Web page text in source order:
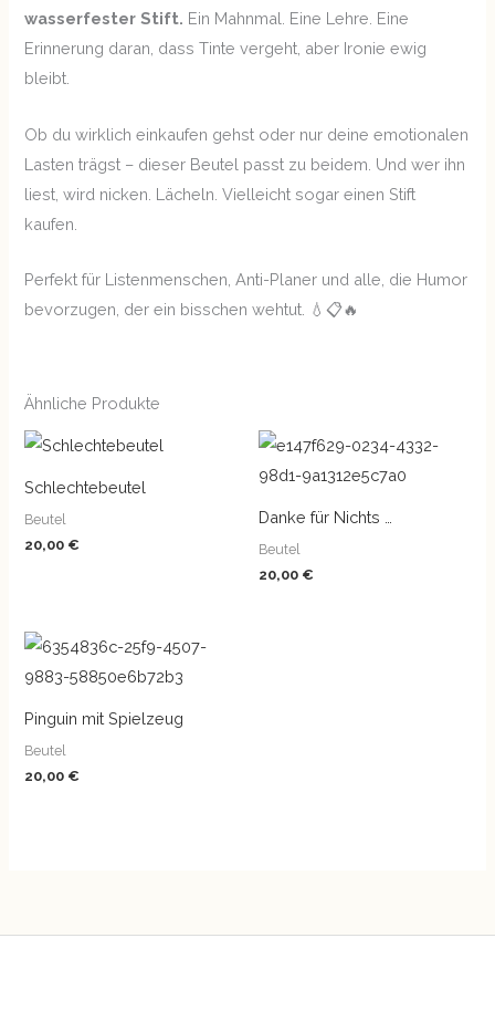
wasserfester Stift. Ein Mahnmal. Eine Lehre. Eine
Erinnerung daran, dass Tinte vergeht, aber Ironie ewig
bleibt.
Ob du wirklich einkaufen gehst oder nur deine emotionalen
Lasten trägst – dieser Beutel passt zu beidem. Und wer ihn
liest, wird nicken. Lächeln. Vielleicht sogar einen Stift
kaufen.
Perfekt für Listenmenschen, Anti-Planer und alle, die Humor
bevorzugen, der ein bisschen wehtut. 💧📋🔥
Ähnliche Produkte
Schlechtebeutel
Beutel
20,00 €
Danke für Nichts …
Beutel
20,00 €
Pinguin mit Spielzeug
Beutel
20,00 €